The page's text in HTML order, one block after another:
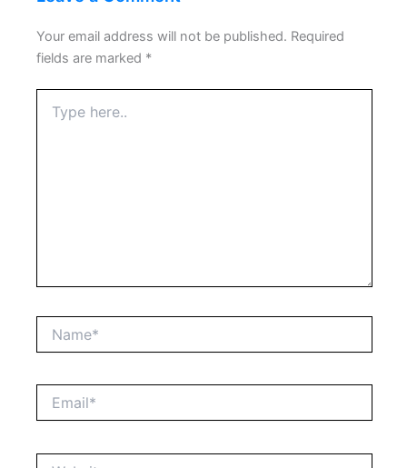
Your email address will not be published. Required
fields are marked *
here..